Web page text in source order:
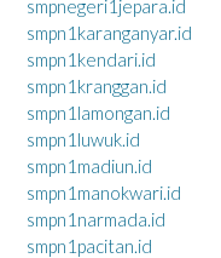
smpnegeri1jepara.id
smpn1karanganyar.id
smpn1kendari.id
smpn1kranggan.id
smpn1lamongan.id
smpn1luwuk.id
smpn1madiun.id
smpn1manokwari.id
smpn1narmada.id
smpn1pacitan.id